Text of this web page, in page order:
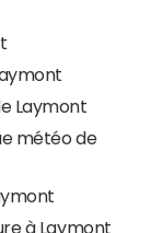
Laymont
météo de
à Laymont